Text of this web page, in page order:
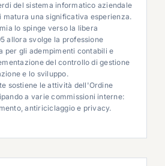
del sistema informatico aziendale
matura una significativa esperienza.
lo spinge verso la libera
allora svolge la professione
per gli adempimenti contabili e
del controllo di gestione
e lo sviluppo.
sostiene le attività dell'Ordine
a varie commissioni interne:
antiriciclaggio e privacy.